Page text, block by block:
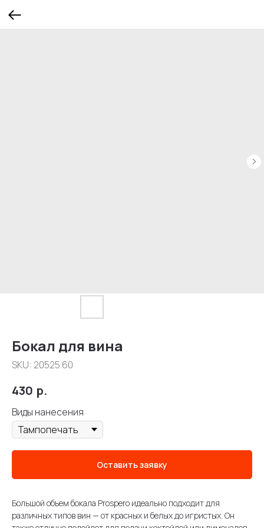
Бокал для вина
SKU: 20525.60
430 р.
Виды нанесения
Оставить заявку
Большой объем бокала Prospero идеально подходит для
различных типов вин — от красных и белых до игристых. Он